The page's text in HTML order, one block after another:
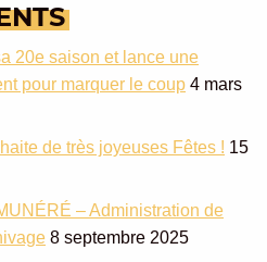
20e saison et lance une
pour marquer le coup 4 mars
de très joyeuses Fêtes ! 15
– Administration de
8 septembre 2025